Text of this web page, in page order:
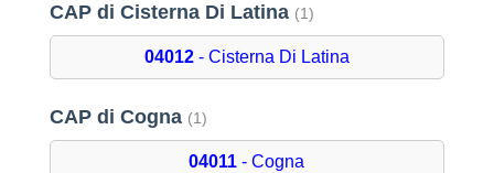
CAP di Cisterna Di Latina (1)
04012- Cisterna Di Latina
CAP di Cogna (1)
04011 - Cogna